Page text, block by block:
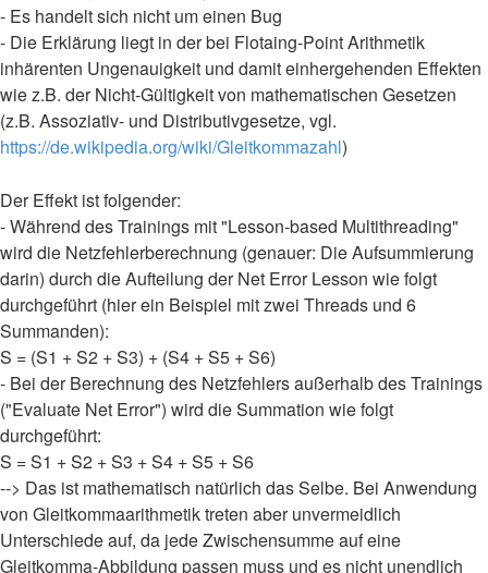
- Es handelt sich nicht um einen Bug
- Die Erklärung liegt in der bei Flotaing-Point Arithmetik
inhärenten Ungenauigkeit und damit einhergehenden Effekten
wie z.B. der Nicht-Gültigkeit von mathematischen Gesetzen
(z.B. Assoziativ- und Distributivgesetze, vgl.
https://de.wikipedia.org/wiki/Gleitkommazahl)
Der Effekt ist folgender:
- Während des Trainings mit "Lesson-based Multithreading"
wird die Netzfehlerberechnung (genauer: Die Aufsummierung
darin) durch die Aufteilung der Net Error Lesson wie folgt
durchgeführt (hier ein Beispiel mit zwei Threads und 6
Summanden):
S = (S1 + S2 + S3) + (S4 + S5 + S6)
- Bei der Berechnung des Netzfehlers außerhalb des Trainings
("Evaluate Net Error") wird die Summation wie folgt
durchgeführt:
S = S1 + S2 + S3 + S4 + S5 + S6
--> Das ist mathematisch natürlich das Selbe. Bei Anwendung
von Gleitkommaarithmetik treten aber unvermeidlich
Unterschiede auf, da jede Zwischensumme auf eine
Gleitkomma-Abbildung passen muss und es nicht unendlich